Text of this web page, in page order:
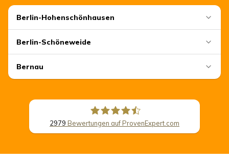
Berlin-Hohenschönhausen
Berlin-Schöneweide
Bernau
2979 Bewertungen auf ProvenExpert.com